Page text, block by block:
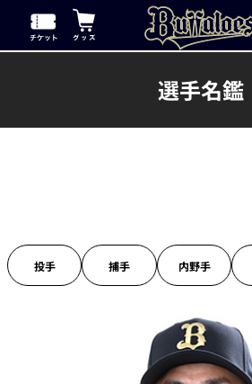
選手名鑑
投手 捕手 内野手